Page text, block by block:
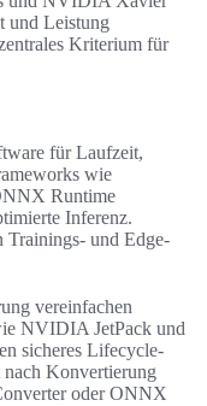
und Leistung
Kriterium für
für Laufzeit,
wie
Runtime
Inferenz.
und Edge-
vereinfachen
NVIDIA JetPack und
sicheres Lifecycle-
Konvertierung
oder ONNX